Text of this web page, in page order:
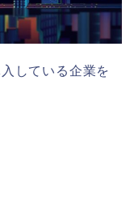
している企業を